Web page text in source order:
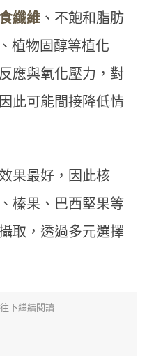
纖維 、不飽和脂肪
植物固醇等植化
應與氧化壓力，對
此可能間接降低情
果最好，因此核
榛果、巴西堅果等
取，透過多元選擇
下繼續閱讀